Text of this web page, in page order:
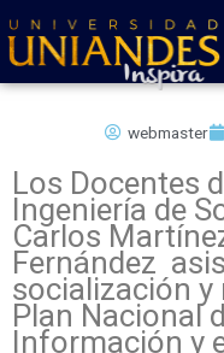
al
contenido
webmaster
Los Docentes
Ingeniería de
Carlos
Fernández
socialización y
Plan Nacional
Información y